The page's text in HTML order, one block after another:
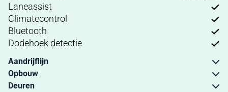
Laneassist
Climatecontrol
Bluetooth
Dodehoek detectie
Aandrijflijn
Opbouw
Deuren